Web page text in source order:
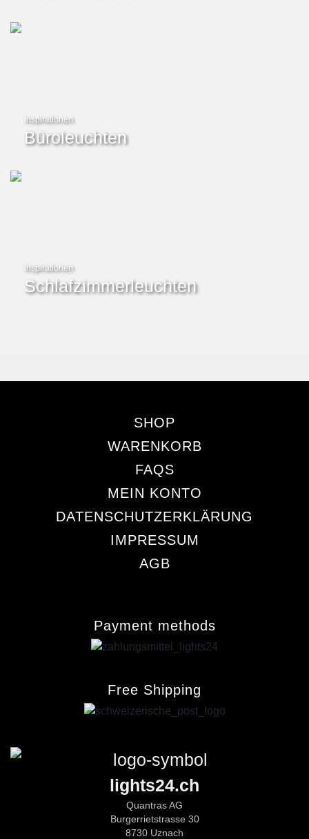
Inspirationen
Büroleuchten
Inspirationen
Schlafzimmerleuchten
SHOP
WARENKORB
FAQS
MEIN KONTO
DATENSCHUTZERKLÄRUNG
IMPRESSUM
AGB
Payment methods
Free Shipping
lights24.ch
Quantras AG
Burgerrietstrasse 30
8730 Uznach